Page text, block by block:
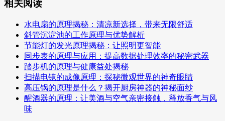
相关阅读
水电扇的原理揭秘：清凉新选择，带来无限舒适
斜管沉淀池的工作原理与优势解析
节能灯的发光原理揭秘：让照明更智能
同步表的原理与应用：提高数据处理效率的秘密武器
踏步机的原理与健康益处揭秘
扫描电镜的成像原理：探秘微观世界的神奇眼睛
高压锅的原理是什么？揭开厨房神器的神秘面纱
醒酒器的原理：让美酒与空气亲密接触，释放香气与风
味